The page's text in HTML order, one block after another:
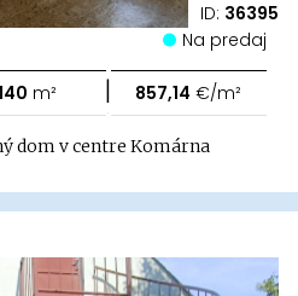
ID: 36395
Na predaj
m² | 857,14 €/m²
dom v centre Komárna